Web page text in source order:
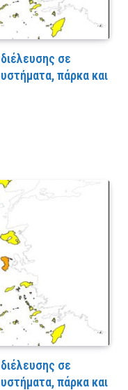
σε
πάρκα και
σε
πάρκα και